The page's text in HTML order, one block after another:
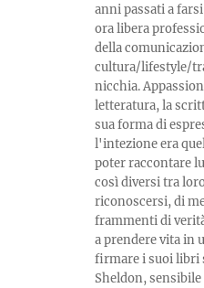
anni passati a
ora libera
della
cultura/lifestyle/
nicchia.
letteratura, la
sua forma di
l'intezione era
poter raccontare
così diversi tra
riconoscersi, di
frammenti di
a prendere vita in
firmare i suoi libri
Sheldon,